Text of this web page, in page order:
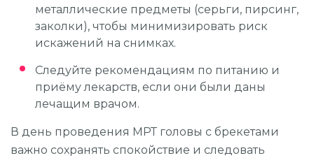
металлические предметы (серьги, пирсинг,
заколки), чтобы минимизировать риск
искажений на снимках.
Следуйте рекомендациям по питанию и
приёму лекарств, если они были даны
лечащим врачом.
В день проведения МРТ головы с брекетами
важно сохранять спокойствие и следовать